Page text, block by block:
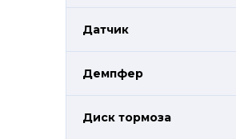
Датчик
Демпфер
Диск тормоза